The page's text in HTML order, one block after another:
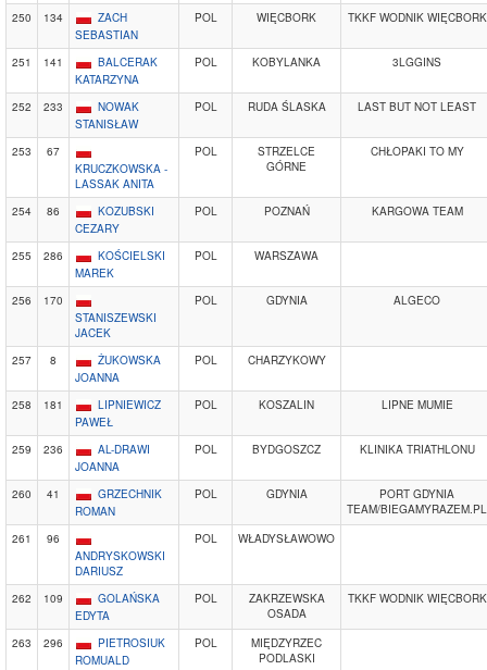
250 134
ZACH
SEBASTIAN
POL WIĘCBORK TKKF WODNIK WIĘCBORK
251 141
BALCERAK
KATARZYNA
POL KOBYLANKA 3LGGINS
252 233
NOWAK
STANISŁAW
POL RUDA ŚLASKA LAST BUT NOT LEAST
253
67
KRUCZKOWSKA -
LASSAK ANITA
POL
STRZELCE
GÓRNE
CHŁOPAKI TO MY
254 86
KOZUBSKI
CEZARY
POL POZNAŃ KARGOWA TEAM
255 286
KOŚCIELSKI
MAREK
POL WARSZAWA
256
170
STANISZEWSKI
JACEK
POL GDYNIA ALGECO
257 8
ŻUKOWSKA
JOANNA
POL CHARZYKOWY
258 181
LIPNIEWICZ
PAWEŁ
POL KOSZALIN LIPNE MUMIE
259 236
AL-DRAWI
JOANNA
POL BYDGOSZCZ KLINIKA TRIATHLONU
260 41
GRZECHNIK
ROMAN
POL GDYNIA
PORT GDYNIA
TEAM/BIEGAMYRAZEM.PL
261
96
ANDRYSKOWSKI
DARIUSZ
POL WŁADYSŁAWOWO
262 109
GOLAŃSKA
EDYTA
POL
ZAKRZEWSKA
OSADA
TKKF WODNIK WIĘCBORK
263 296
PIETROSIUK
ROMUALD
POL
MIĘDZYRZEC
PODLASKI